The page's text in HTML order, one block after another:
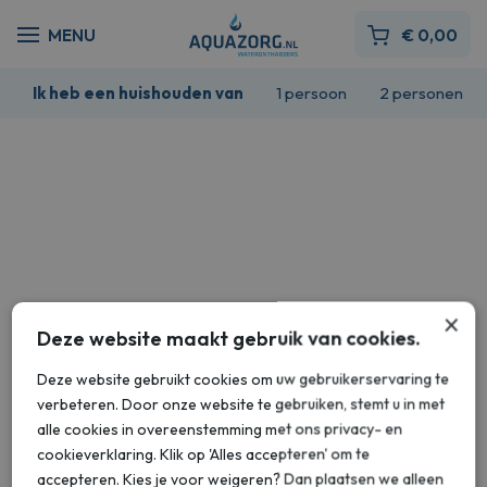
€0,00
Ik heb een huishouden van 1 persoon 2 personen
×
Deze website maakt gebruik van cookies.
Deze website gebruikt cookies om uw gebruikerservaring te
verbeteren. Door onze website te gebruiken, stemt u in met
alle cookies in overeenstemming met ons privacy- en
cookieverklaring. Klik op 'Alles accepteren' om te
accepteren. Kies je voor weigeren? Dan plaatsen we alleen